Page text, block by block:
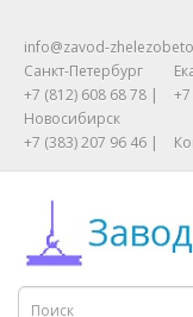
info@zavod-
Санкт-Петербург
+7 (812) 608 68 78 |
Новосибирск
+7 (383) 207 96 46 |